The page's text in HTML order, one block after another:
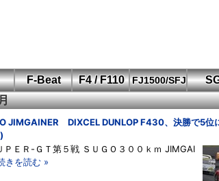
F-Beat
F4 / F110
FIA-F4
F110 CUP
FJ1500/SFJ
鈴鹿・岡山
もてぎ・菅生
筑波・冨士
Aポリス
SFJ D-Cup
SFJ日本一
JIMGAINER DIXCEL DUNLOP F430、決勝で5位
ＰＥＲ-ＧＴ第５戦 ＳＵＧＯ３００ｋｍ JIMGAI
きを読む »